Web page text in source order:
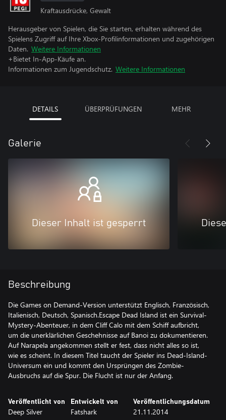
Kraftausdrücke, Gewalt
Herausgeber von Spielen, die Sie starten, erhalten während des
Spielens Zugriff auf Ihre Xbox-Profilinformationen und zugehörigen
Daten. Weitere Informationen
+Bietet In-App-Käufe an.
Informationen zum Jugendschutz. Weitere Informationen
DETAILS ÜBERPRÜFUNGEN MEHR
Galerie
Dieser Inhalt ist gesperrt
Beschreibung
Die Games on Demand-Version unterstützt Englisch, Französisch,
Italienisch, Deutsch, Spanisch.Escape Dead Island ist ein Survival-
Mystery-Abenteuer, in dem Cliff Calo mit dem Schiff aufbricht,
um die unerklärlichen Geschehnisse auf Banoi zu dokumentieren.
Auf Narapela angekommen stellt er fest, dass nicht alles so ist,
wie es scheint. In diesem Titel taucht der Spieler ins Dead-Island-
Universum ein und kommt den Ursprüngen des Zombie-
Ausbruchs auf die Spur. Die Flucht ist nur der Anfang.
Veröffentlicht von
Deep Silver
Entwickelt von
Fatshark
Veröffentlichungsdatum
21.11.2014